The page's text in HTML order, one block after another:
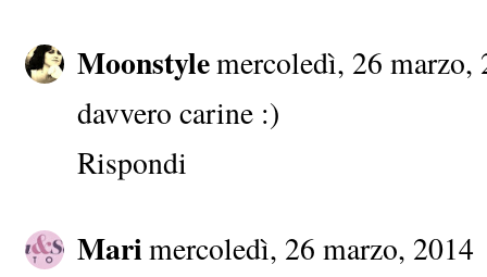
Moonstylemercoledì, 26 marzo,
davvero carine :)
Rispondi
Marimercoledì, 26 marzo, 2014